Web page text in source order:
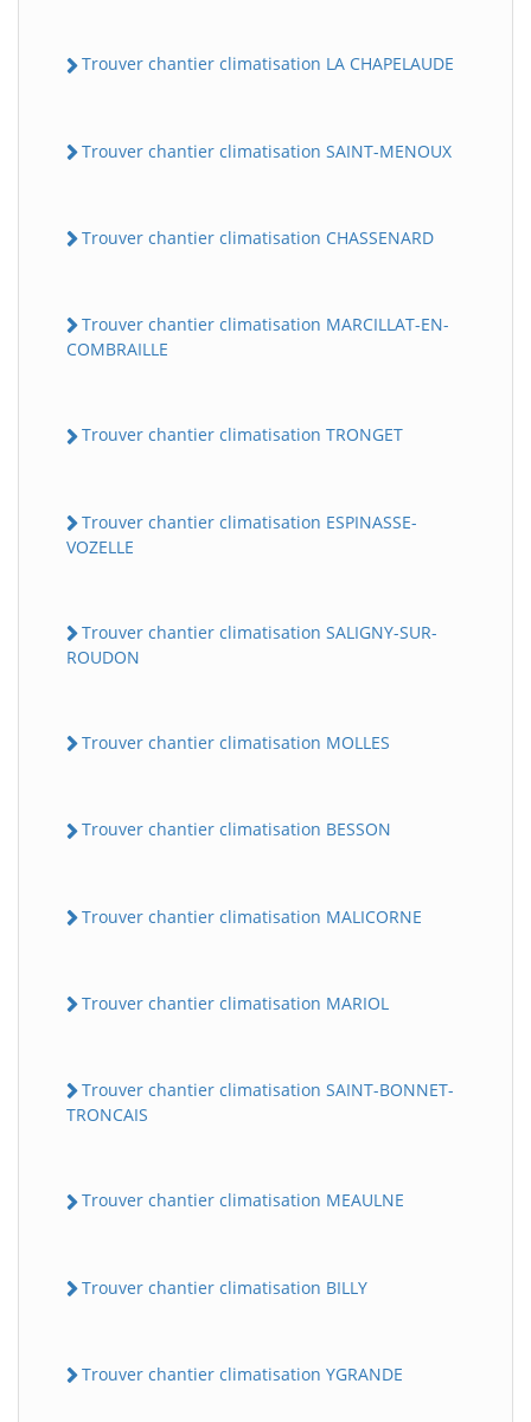
Trouver chantier climatisation LA CHAPELAUDE
Trouver chantier climatisation SAINT-MENOUX
Trouver chantier climatisation CHASSENARD
Trouver chantier climatisation MARCILLAT-EN-
COMBRAILLE
Trouver chantier climatisation TRONGET
Trouver chantier climatisation ESPINASSE-
VOZELLE
Trouver chantier climatisation SALIGNY-SUR-
ROUDON
Trouver chantier climatisation MOLLES
Trouver chantier climatisation BESSON
Trouver chantier climatisation MALICORNE
Trouver chantier climatisation MARIOL
Trouver chantier climatisation SAINT-BONNET-
TRONCAIS
Trouver chantier climatisation MEAULNE
Trouver chantier climatisation BILLY
Trouver chantier climatisation YGRANDE